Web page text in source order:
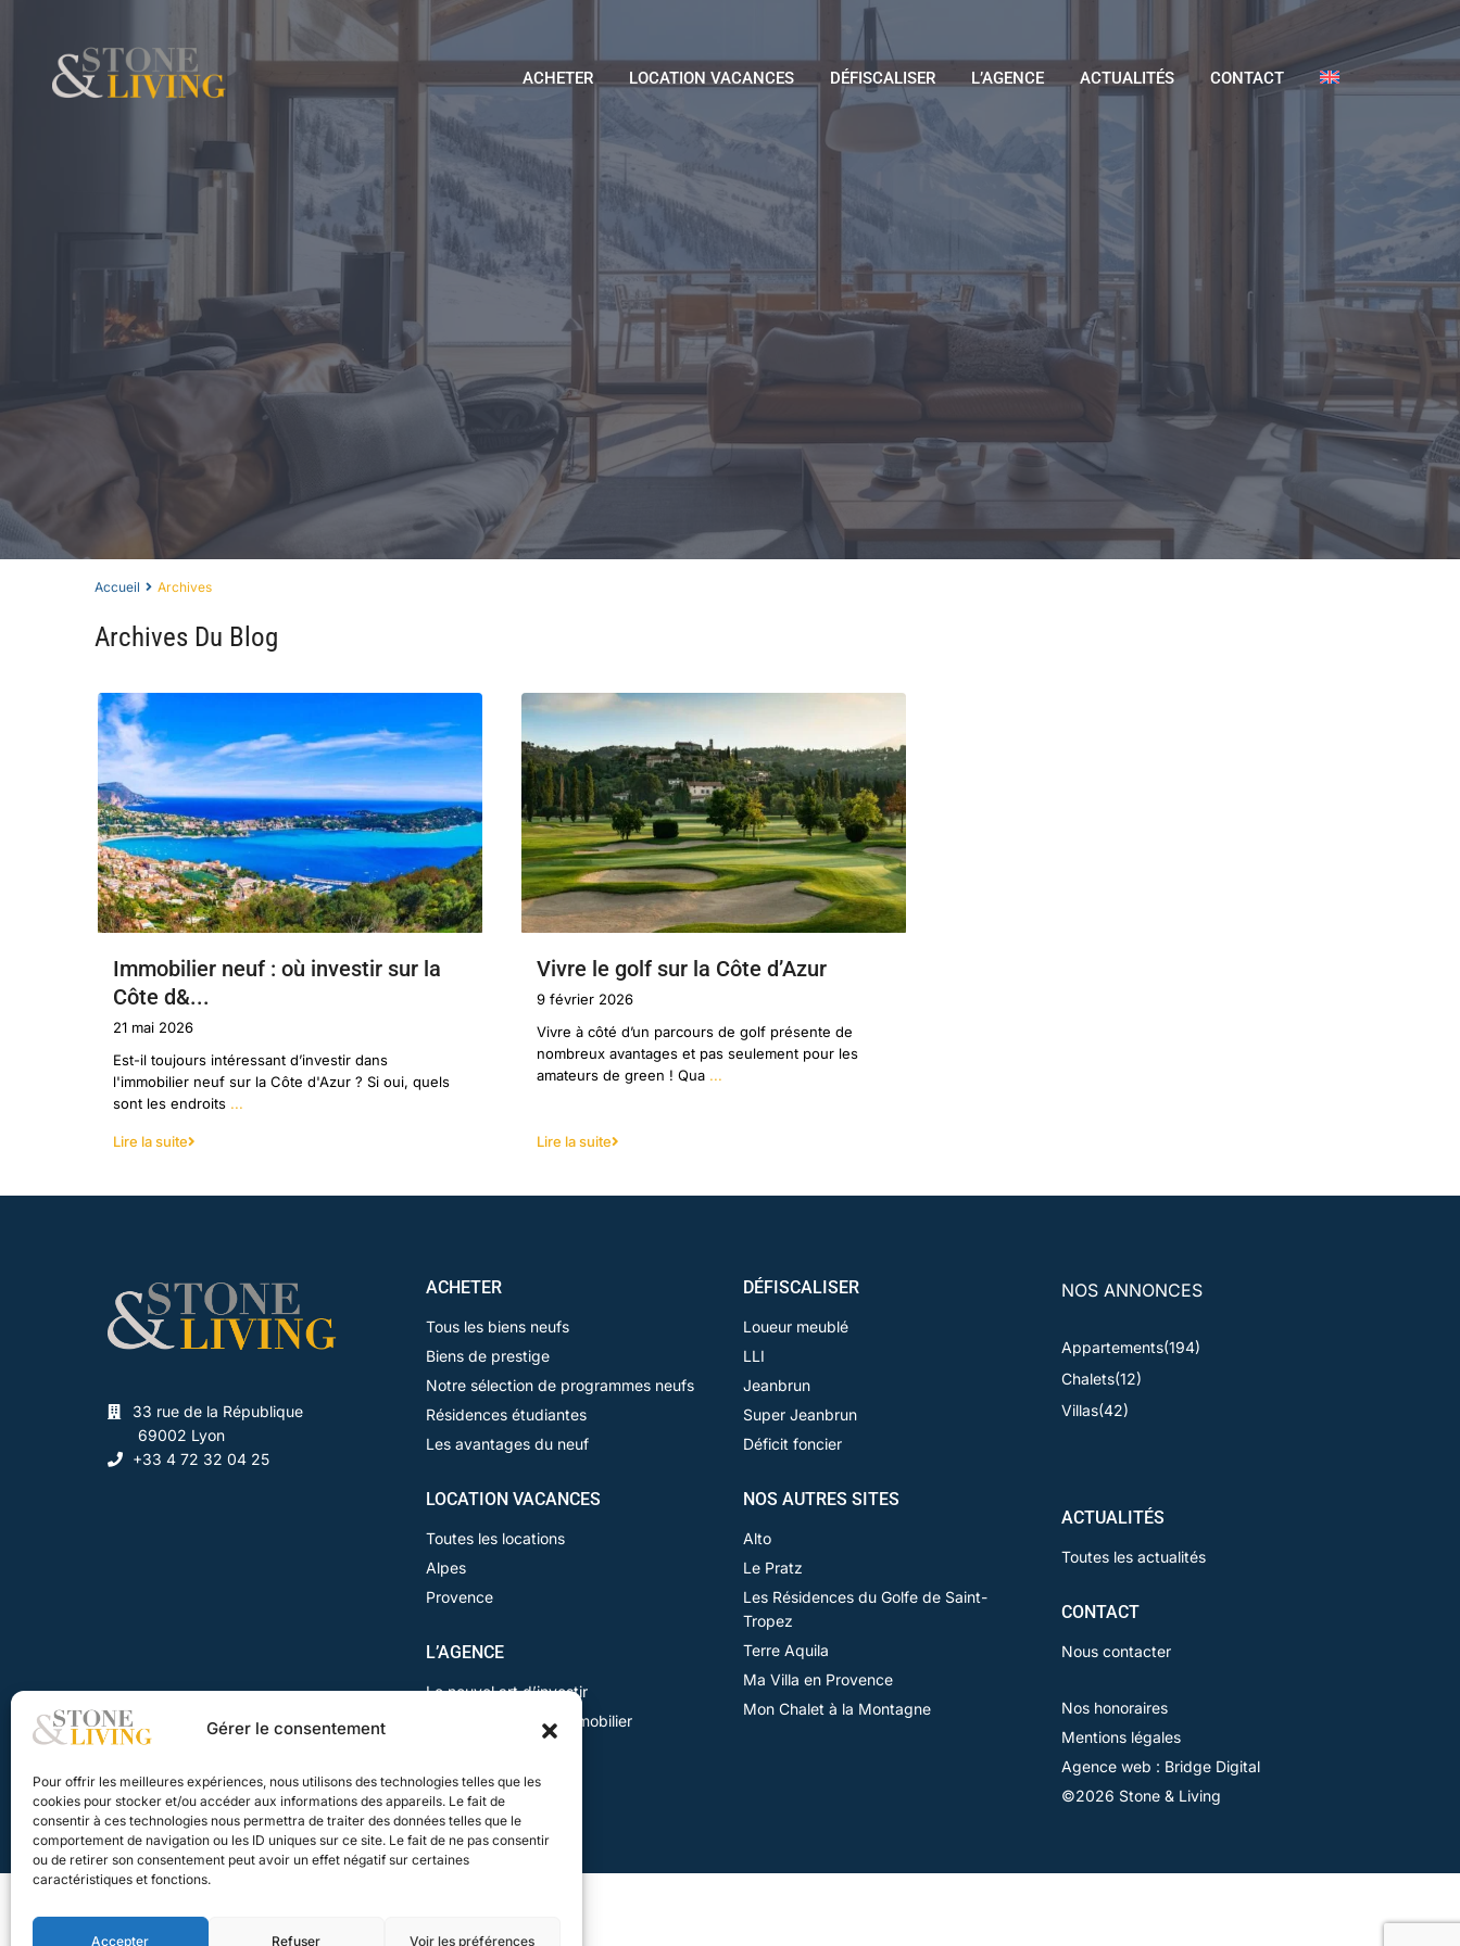
Gérer le consentement
Pour offrir les meilleures expériences, nous utilisons des technologies telles que les
cookies pour stocker et/ou accéder aux informations des appareils. Le fait de
consentir à ces technologies nous permettra de traiter des données telles que le
comportement de navigation ou les ID uniques sur ce site. Le fait de ne pas consentir
ou de retirer son consentement peut avoir un effet négatif sur certaines
caractéristiques et fonctions.
Accepter Refuser Voir les préférences
ACHETER LOCATION VACANCES DÉFISCALISER L’AGENCE ACTUALITÉS CONTACT
Accueil Archives
Archives Du Blog
Immobilier neuf : où investir sur la
Côte d&...
21 mai 2026
Est-il toujours intéressant d’investir dans
l'immobilier neuf sur la Côte d'Azur ? Si oui, quels
sont les endroits ...
Lire la suite
Vivre le golf sur la Côte d’Azur
9 février 2026
Vivre à côté d’un parcours de golf présente de
nombreux avantages et pas seulement pour les
amateurs de green ! Qua ...
Lire la suite
33 rue de la République
69002 Lyon
+33 4 72 32 04 25
ACHETER
Tous les biens neufs
Biens de prestige
Notre sélection de programmes neufs
Résidences étudiantes
Les avantages du neuf
LOCATION VACANCES
Toutes les locations
Alpes
Provence
L’AGENCE
Le nouvel art d’investir
Vendez votre bien immobilier
Recrutement
DÉFISCALISER
Loueur meublé
LLI
Jeanbrun
Super Jeanbrun
Déficit foncier
NOS AUTRES SITES
Alto
Le Pratz
Les Résidences du Golfe de Saint-
Tropez
Terre Aquila
Ma Villa en Provence
Mon Chalet à la Montagne
NOS ANNONCES
Appartements(194)
Chalets(12)
Villas(42)
ACTUALITÉS
Toutes les actualités
CONTACT
Nous contacter
Nos honoraires
Mentions légales
Agence web : Bridge Digital
©2026 Stone & Living